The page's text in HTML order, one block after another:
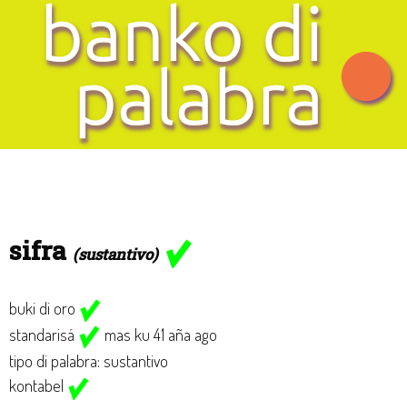
sifra (sustantivo)
buki di oro
standarisá
mas ku 41 aña ago
tipo di palabra: sustantivo
kontabel